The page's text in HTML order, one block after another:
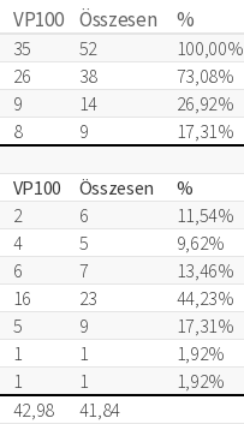
VP100 Összesen %
35 52
100,00%
26 38
73,08%
9 14
26,92%
8 9 17,31%
VP100 Összesen
%
2 6
11,54%
4 5
9,62%
6 7
13,46%
16 23
44,23%
5 9
17,31%
1 1
1,92%
1 1
1,92%
42,98
41,84